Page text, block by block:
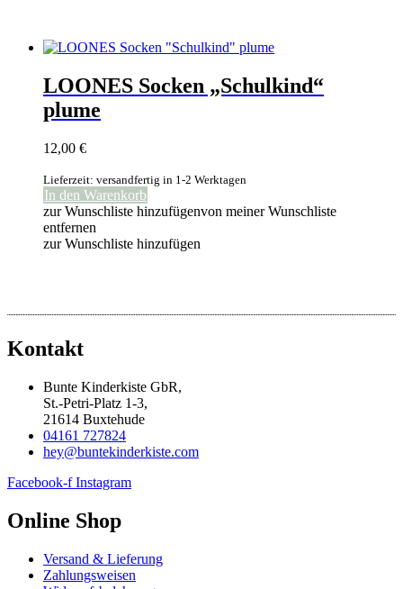
LOONES Socken „Schulkind“
plume
12,00 €
Lieferzeit: versandfertig in 1-2 Werktagen
In den Warenkorb
zur Wunschliste hinzufügenvon meiner Wunschliste
entfernen
zur Wunschliste hinzufügen
Kontakt
Bunte Kinderkiste GbR,
St.-Petri-Platz 1-3,
21614 Buxtehude
04161 727824
hey@buntekinderkiste.com
Facebook-f Instagram
Online Shop
Versand & Lieferung
Zahlungsweisen